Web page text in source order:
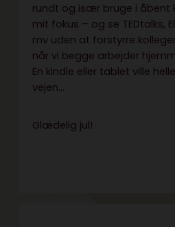
rundt og især bruge i åbent
mit fokus – og se TEDtalks,
mv uden at forstyrre
når vi begge arbejder
En kindle eller tablet ville
vejen…
Glædelig jul!